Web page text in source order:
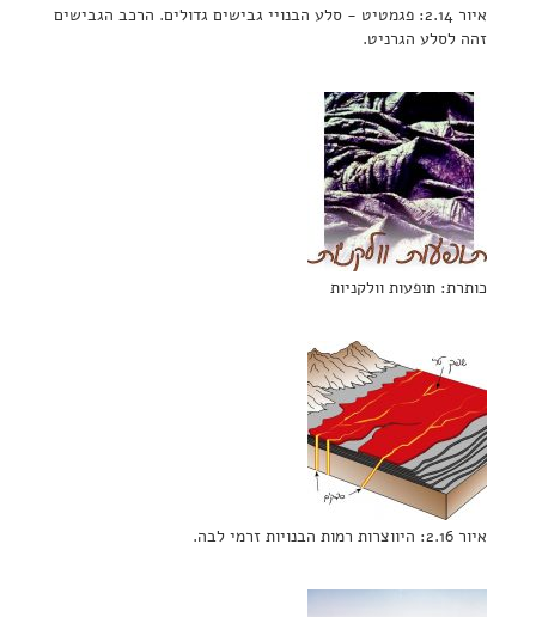
איור 2.14: פגמטיט - סלע הבנויי גבישים גדולים. הרכב הגבישים
זהה לסלע הגרניט.
כותרת: תופעות וולקניות
איור 2.16: היווצרות רמות הבנויות זרמי לבה.